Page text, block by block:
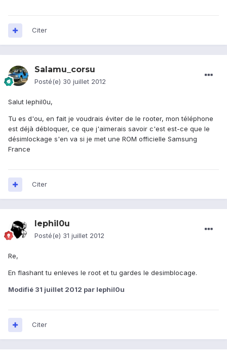
Citer
Salamu_corsu
Posté(e) 30 juillet 2012
Salut lephil0u,
Tu es d'ou, en fait je voudrais éviter de le rooter, mon téléphone
est déjà débloquer, ce que j'aimerais savoir c'est est-ce que le
désimlockage s'en va si je met une ROM officielle Samsung
France
Citer
lephil0u
Posté(e) 31 juillet 2012
Re,
En flashant tu enleves le root et tu gardes le desimblocage.
Modifié 31 juillet 2012 par lephil0u
Citer